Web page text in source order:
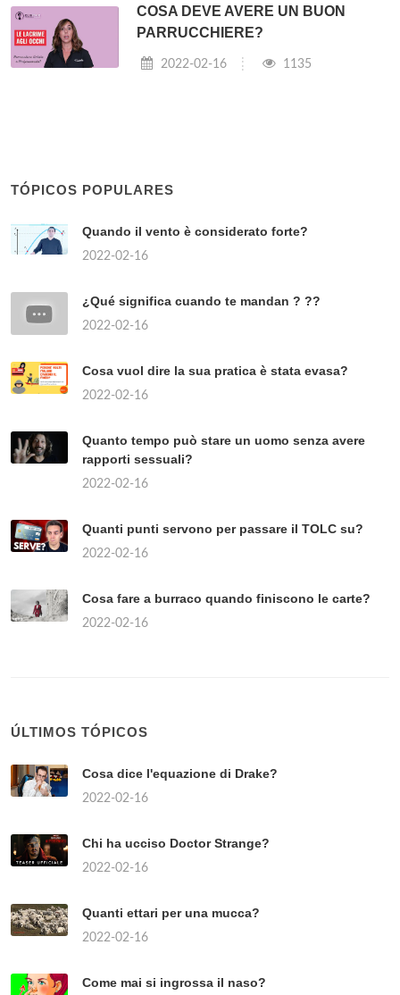
COSA DEVE AVERE UN BUON
PARRUCCHIERE?
2022-02-16 1135
TÓPICOS POPULARES
Quando il vento è considerato forte?
2022-02-16
¿Qué significa cuando te mandan ? ??
2022-02-16
Cosa vuol dire la sua pratica è stata evasa?
2022-02-16
Quanto tempo può stare un uomo senza avere
rapporti sessuali?
2022-02-16
Quanti punti servono per passare il TOLC su?
2022-02-16
Cosa fare a burraco quando finiscono le carte?
2022-02-16
ÚLTIMOS TÓPICOS
Cosa dice l'equazione di Drake?
2022-02-16
Chi ha ucciso Doctor Strange?
2022-02-16
Quanti ettari per una mucca?
2022-02-16
Come mai si ingrossa il naso?